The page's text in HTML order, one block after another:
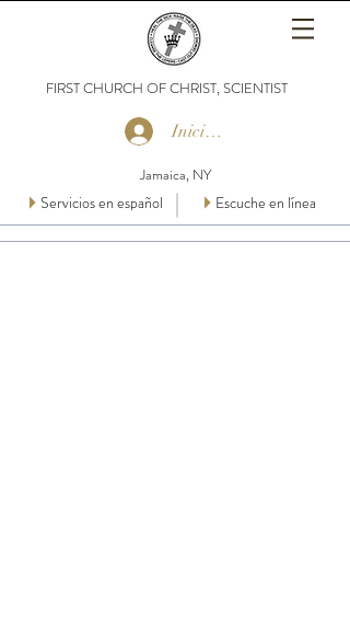
FIRST CHURCH OF CHRIST, SCIENTIST
Iniciar sesión
Jamaica, NY
Servicios en español Escuche en línea